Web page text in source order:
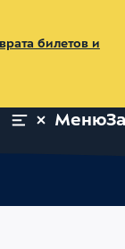
билетов и
Меню